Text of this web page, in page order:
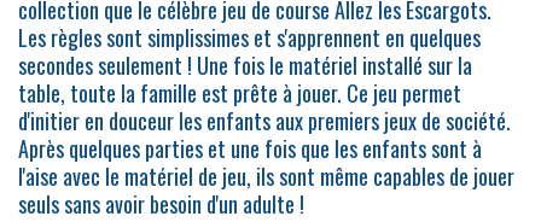
collection que le célèbre jeu de course Allez les Escargots.
Les règles sont simplissimes et s'apprennent en quelques
secondes seulement ! Une fois le matériel installé sur la
table, toute la famille est prête à jouer. Ce jeu permet
d'initier en douceur les enfants aux premiers jeux de société.
Après quelques parties et une fois que les enfants sont à
l'aise avec le matériel de jeu, ils sont même capables de jouer
seuls sans avoir besoin d'un adulte !